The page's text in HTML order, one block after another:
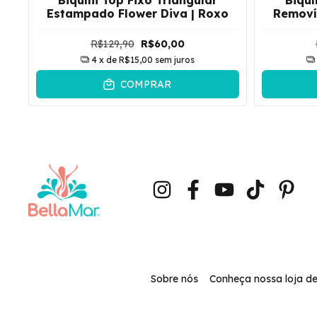
Estampado Flower Diva | Roxo
R$129,90 R$60,00
4 x de R$15,00 sem juros
COMPRAR
Sobre nós Conheça nossa loja